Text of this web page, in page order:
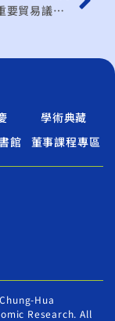
OECD近期重要貿易議題研究
學術典藏
館
董事課程專區
Hua
Research. All